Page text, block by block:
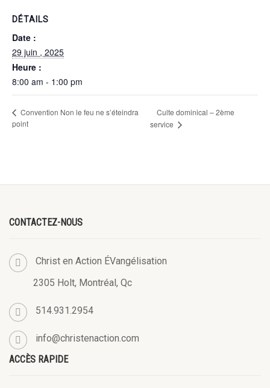
DÉTAILS
Date :
29 juin , 2025
Heure :
8:00 am - 1:00 pm
Convention Non le feu ne s’éteindra
point
Culte dominical – 2ème
service
CONTACTEZ-NOUS
Christ en Action ÉVangélisation
2305 Holt, Montréal, Qc
514.931.2954
info@christenaction.com
ACCÈS RAPIDE